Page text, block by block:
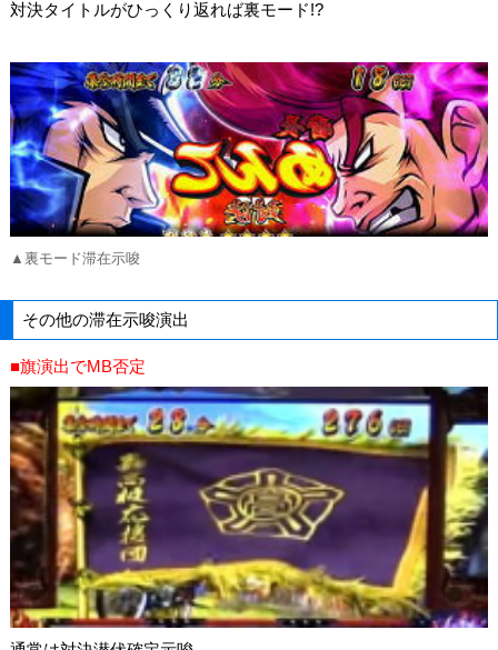
対決タイトルがひっくり返れば裏モード!?
▲裏モード滞在示唆
その他の滞在示唆演出
■旗演出でMB否定